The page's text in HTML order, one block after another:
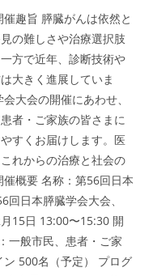
趣旨 膵臓がんは依然と
の難しさや治療選択肢
方で近年、診断技術や
大きく進展していま
大会の開催にあわせ、
者・ご家族の皆さまに
すくお届けします。医
れからの治療と社会の
概要 名称：第56回日本
日本膵臓学会大会、
15日 13:00〜15:30 開
一般市民、患者・ご家
500名（予定） プログ